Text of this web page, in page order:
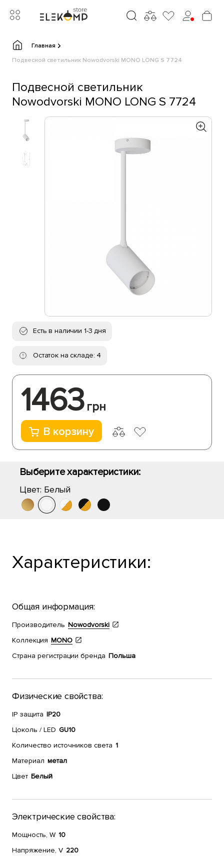
Главная
Подвесной светильник Nowodvorski MONO LONG S 7724
Подвесной светильник
Nowodvorski MONO LONG S 7724
Есть в наличии 1-3 дня
Остаток на складе: 4
1463 грн
В корзину
Выберите характеристики:
Цвет: Белый
Характеристики:
Общая информация:
Производитель Nowodvorski
Коллекция MONO
Страна регистрации бренда Польша
Физические свойства:
IP защита IP20
Цоколь / LED GU10
Количество источников света 1
Материал метал
Цвет Белый
Электрические свойства:
Мощность, W 10
Напряжение, V 220